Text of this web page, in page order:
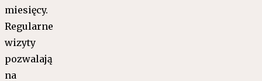
miesięcy.
Regularne
wizyty
pozwalają
na